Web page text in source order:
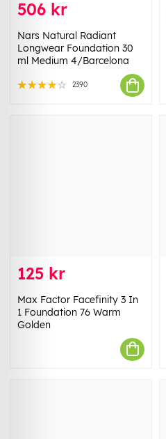
506 kr
Nars Natural Radiant
Longwear Foundation 30
ml Medium 4/Barcelona
2390
125 kr
Max Factor Facefinity 3 In
1 Foundation 76 Warm
Golden